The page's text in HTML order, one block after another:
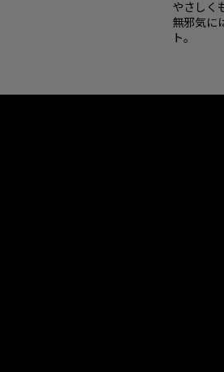
やさしく
無邪気に
ト。